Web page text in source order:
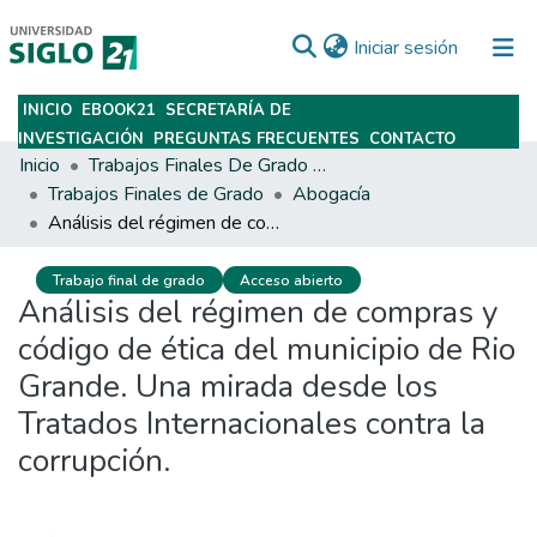
Iniciar sesión (current)
Subir
INICIO EBOOK21 SECRETARÍA DE
INVESTIGACIÓN PREGUNTAS FRECUENTES CONTACTO
Inicio
Trabajos Finales De Grado Y Posgrado
Trabajos Finales de Grado
Abogacía
Análisis del régimen de compras y código de ética del municipio de Rio Grande. Una mirada desde los Tratados Internacionales contra la corrupción.
Trabajo final de grado Acceso abierto
Análisis del régimen de compras y
código de ética del municipio de Rio
Grande. Una mirada desde los
Tratados Internacionales contra la
corrupción.